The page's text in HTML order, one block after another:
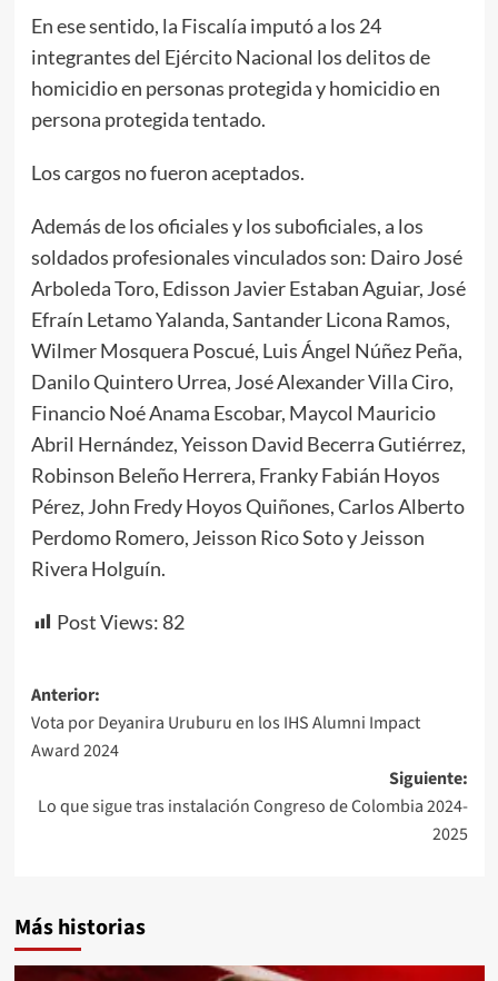
En ese sentido, la Fiscalía imputó a los 24
integrantes del Ejército Nacional los delitos de
homicidio en personas protegida y homicidio en
persona protegida tentado.
Los cargos no fueron aceptados.
Además de los oficiales y los suboficiales, a los
soldados profesionales vinculados son: Dairo José
Arboleda Toro, Edisson Javier Estaban Aguiar, José
Efraín Letamo Yalanda, Santander Licona Ramos,
Wilmer Mosquera Poscué, Luis Ángel Núñez Peña,
Danilo Quintero Urrea, José Alexander Villa Ciro,
Financio Noé Anama Escobar, Maycol Mauricio
Abril Hernández, Yeisson David Becerra Gutiérrez,
Robinson Beleño Herrera, Franky Fabián Hoyos
Pérez, John Fredy Hoyos Quiñones, Carlos Alberto
Perdomo Romero, Jeisson Rico Soto y Jeisson
Rivera Holguín.
Post Views: 82
Navegación
de
entradas
Anterior:
Vota por Deyanira Uruburu en los IHS Alumni Impact
Award 2024
Siguiente:
Lo que sigue tras instalación Congreso de Colombia 2024-
2025
Más historias